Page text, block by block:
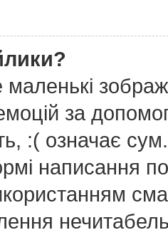
за
:( означає
написання